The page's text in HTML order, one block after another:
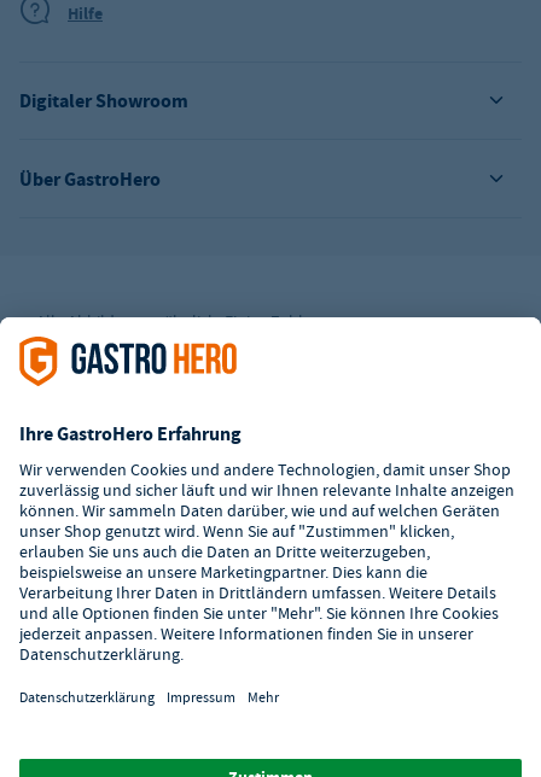
Über GastroHero
Digitaler Showroom
Hilfe
Alle Abbildungen ähnlich. Einige Zahlungsarten
könnenZusatzkostenverursachen.
² Unverbindl. Preisempfehlung des Herstellers
i.H.v. 7,90€ (zzgl. Mwst.)
**Die Tiefpreisgarantie ist nicht mit anderen Aktionen oder
Rabatten kombinierbar.
© 2026 GastroHero - Gastronomiebedarf -